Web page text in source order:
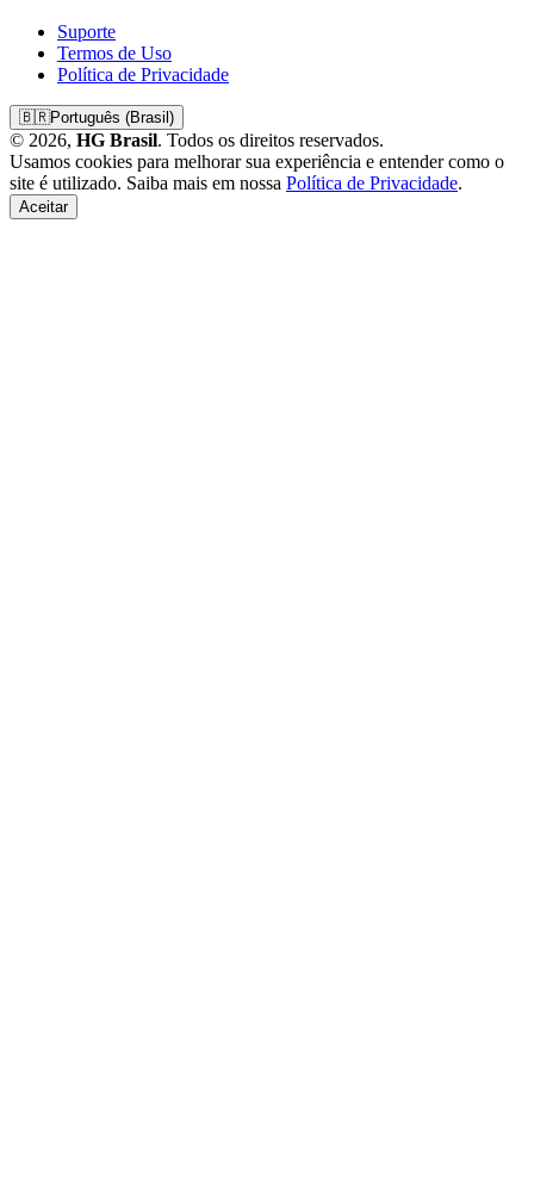
Suporte
Termos de Uso
Política de Privacidade
🇧🇷Português (Brasil)
© 2026, HG Brasil. Todos os direitos reservados.
Usamos cookies para melhorar sua experiência e entender como o
site é utilizado. Saiba mais em nossa Política de Privacidade.
Aceitar